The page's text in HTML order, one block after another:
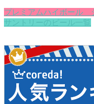
プレミアムハイボール
サントリーのビール一覧